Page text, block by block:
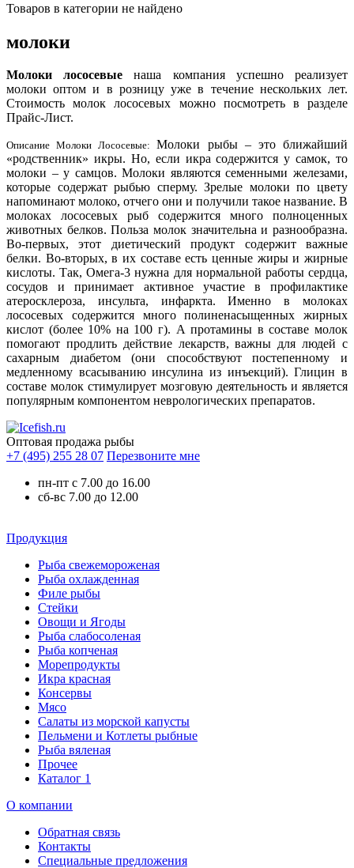
Товаров в категории не найдено
молоки
Молоки лососевые наша компания успешно реализует
молоки оптом и в розницу уже в течение нескольких лет.
Стоимость молок лососевых можно посмотреть в разделе
Прайс-Лист.
Описание Молоки Лососевые:Молоки рыбы – это ближайший
«родственник» икры. Но, если икра содержится у самок, то
молоки – у самцов. Молоки являются семенными железами,
которые содержат рыбью сперму. Зрелые молоки по цвету
напоминают молоко, отчего они и получили такое название. В
молоках лососевых рыб содержится много полноценных
животных белков. Польза молок значительна и разнообразна.
Во-первых, этот диетический продукт содержит важные
белки. Во-вторых, в их составе есть ценные жиры и жирные
кислоты. Так, Омега-3 нужна для нормальной работы сердца,
сосудов и принимает активное участие в профилактике
атеросклероза, инсульта, инфаркта. Именно в молоках
лососевых содержится много полиненасыщенных жирных
кислот (более 10% на 100 г). А протамины в составе молок
помогают продлить действие лекарств, важны для людей с
сахарным диабетом (они способствуют постепенному и
медленному всасыванию инсулина из инъекций). Глицин в
составе молок стимулирует мозговую деятельность и является
популярным компонентом неврологических препаратов.
Оптовая продажа рыбы
+7 (495) 255 28 07 Перезвоните мне
пн-пт с 7.00 до 16.00
сб-вс 7.00 до 12.00
Продукция
Рыба свежемороженая
Рыба охлажденная
Филе рыбы
Стейки
Овощи и Ягоды
Рыба слабосоленая
Рыба копченая
Морепродукты
Икра красная
Консервы
Мясо
Салаты из морской капусты
Пельмени и Котлеты рыбные
Рыба вяленая
Прочее
Каталог 1
О компании
Обратная связь
Контакты
Специальные предложения